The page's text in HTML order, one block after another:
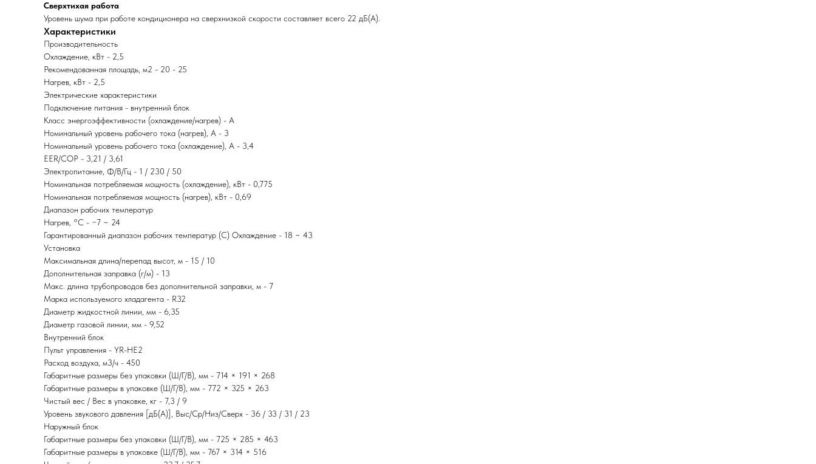
Сверхтихая работа
Уровень шума при работе кондиционера на сверхнизкой скорости составляет всего 22 дБ(А).
Характеристики
Производительность
Охлаждение, кВт - 2,5
Рекомендованная площадь, м2 - 20 - 25
Нагрев, кВт - 2,5
Электрические характеристики
Подключение питания - внутренний блок
Класс энергоэффективности (охлаждение/нагрев) - A
Номинальный уровень рабочего тока (нагрев), А - 3
Номинальный уровень рабочего тока (охлаждение), А - 3,4
EER/COP - 3,21 / 3,61
Электропитание, Ф/В/Гц - 1 / 230 / 50
Номинальная потребляемая мощность (охлаждение), кВт - 0,775
Номинальная потребляемая мощность (нагрев), кВт - 0,69
Диапазон рабочих температур
Нагрев, °С - −7 ~ 24
Гарантированный диапазон рабочих температур (С) Охлаждение - 18 ~ 43
Установка
Максимальная длина/перепад высот, м - 15 / 10
Дополнительная заправка (г/м) - 13
Макс. длина трубопроводов без дополнительной заправки, м - 7
Марка используемого хладагента - R32
Диаметр жидкостной линии, мм - 6,35
Диаметр газовой линии, мм - 9,52
Внутренний блок
Пульт управления - YR-HE2
Расход воздуха, м3/ч - 450
Габаритные размеры без упаковки (Ш/Г/В), мм - 714 × 191 × 268
Габаритные размеры в упаковке (Ш/Г/В), мм - 772 × 325 × 263
Чистый вес / Вес в упаковке, кг - 7,3 / 9
Уровень звукового давления [дБ(А)], Выс/Ср/Низ/Сверх - 36 / 33 / 31 / 23
Наружный блок
Габаритные размеры без упаковки (Ш/Г/В), мм - 725 × 285 × 463
Габаритные размеры в упаковке (Ш/Г/В), мм - 767 × 314 × 516